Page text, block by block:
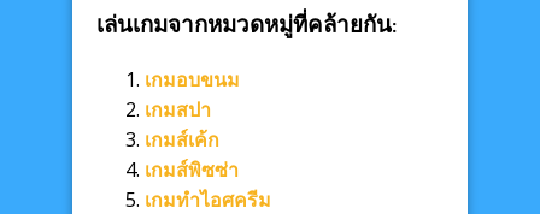
เล่นเกมจากหมวดหมู่ที่คล้ายกัน:
เกมอบขนม
เกมสปา
เกมส์เค้ก
เกมส์พิซซ่า
เกมทำไอศครีม